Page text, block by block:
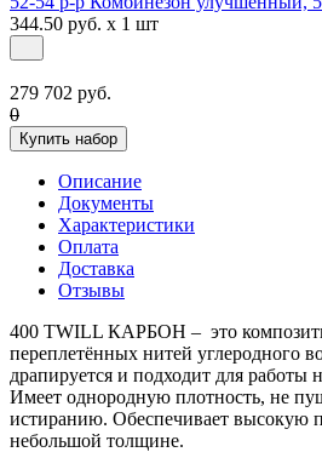
344.50 руб. x 1 шт
279 702 руб.
0
Купить набор
Описание
Документы
Характеристики
Оплата
Доставка
Отзывы
400 ТWILL КАРБОН – это
переплетённых нитей углеродного
драпируется и подходит для
Имеет однородную плотность, не
истиранию. Обеспечивает высокую
небольшой толщине.